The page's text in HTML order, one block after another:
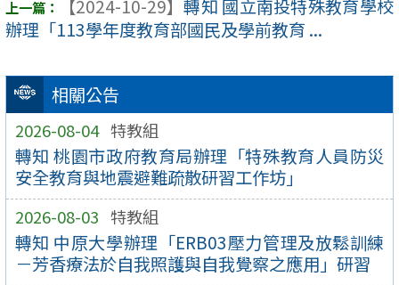
相關公告
2026-08-04 特教組
轉知 桃園市政府教育局辦理「特殊教育人員防災
安全教育與地震避難疏散研習工作坊」
2026-08-03 特教組
轉知 中原大學辦理「ERB03壓力管理及放鬆訓練
－芳香療法於自我照護與自我覺察之應用」研習
【2024-10-29】 轉知 國立南投特殊教育學校
辦理「113學年度教育部國民及學前教育 ...